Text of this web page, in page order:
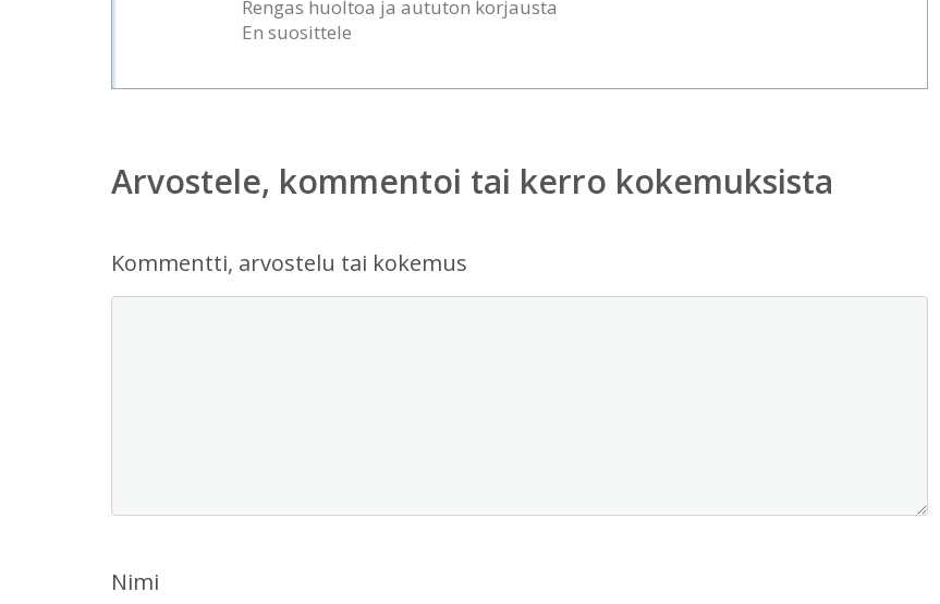
Rengas huoltoa ja aututon korjausta
En suosittele
Arvostele, kommentoi tai kerro kokemuksista
Kommentti, arvostelu tai kokemus
Nimi